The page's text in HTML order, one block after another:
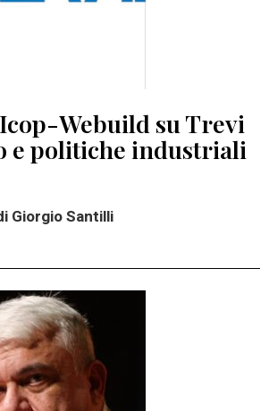
Webuild su Trevi
e politiche industriali
Giorgio Santilli